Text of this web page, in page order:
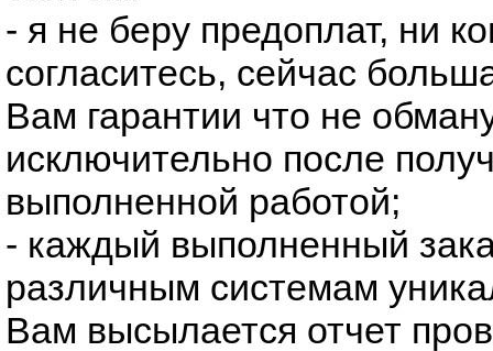
- я не беру предоплат, ни
согласитесь, сейчас
Вам гарантии что не
исключительно после
выполненной работой;
- каждый выполненный
различным системам
Вам высылается отчет